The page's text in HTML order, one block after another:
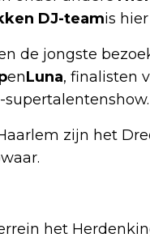
DJ-teamis
de jongste
enLuna, finalisten
zijn het
het